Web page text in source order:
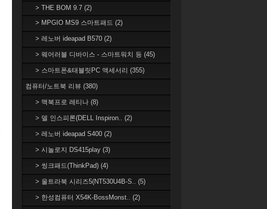
> THE BOM 9.7 (2)
> MPGIO MS9 스마트패드 (2)
> 레노버 ideapad B570 (2)
> 웨어러블 디바이스 - 스마트워치 등 (45)
> 스마트폰&태블릿PC 액세서리 (355)
컴퓨터/노트북 리뷰 (380)
> 맥북프로 레티나 (8)
> 델 인스피론(DELL Inspiron.. (2)
> 레노버 ideapad S400 (2)
> 시놀로지 DS415play (3)
> 씽크패드(ThinkPad) (4)
> 울트라북 시리즈5(NT530U4B-S.. (5)
> 한성컴퓨터 X54K-BossMonst.. (2)